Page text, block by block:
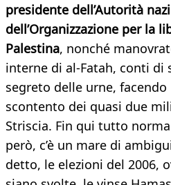
presidente dell’Autorità
dell’Organizzazione per la
Palestina, nonché
interne di al-Fatah, conti di
segreto delle urne,
scontento dei quasi due
Striscia. Fin qui tutto
però, c’è un mare di
detto, le elezioni del 2006,